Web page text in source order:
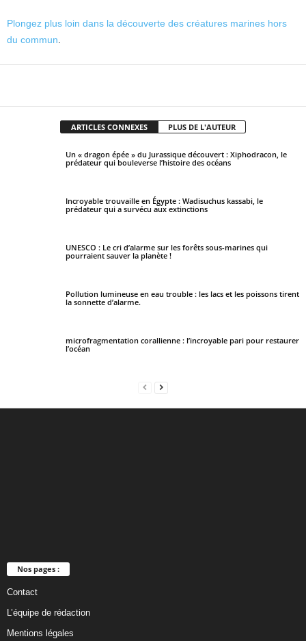
Plongez plus loin dans la découverte des créatures marines hors
du commun.
ARTICLES CONNEXES PLUS DE L'AUTEUR
Un « dragon épée » du Jurassique découvert : Xiphodracon, le
prédateur qui bouleverse l’histoire des océans
Incroyable trouvaille en Égypte : Wadisuchus kassabi, le
prédateur qui a survécu aux extinctions
UNESCO : Le cri d’alarme sur les forêts sous-marines qui
pourraient sauver la planète !
Pollution lumineuse en eau trouble : les lacs et les poissons tirent
la sonnette d’alarme.
microfragmentation corallienne : l’incroyable pari pour restaurer
l’océan
Nos pages :
Contact
L’équipe de rédaction
Mentions légales